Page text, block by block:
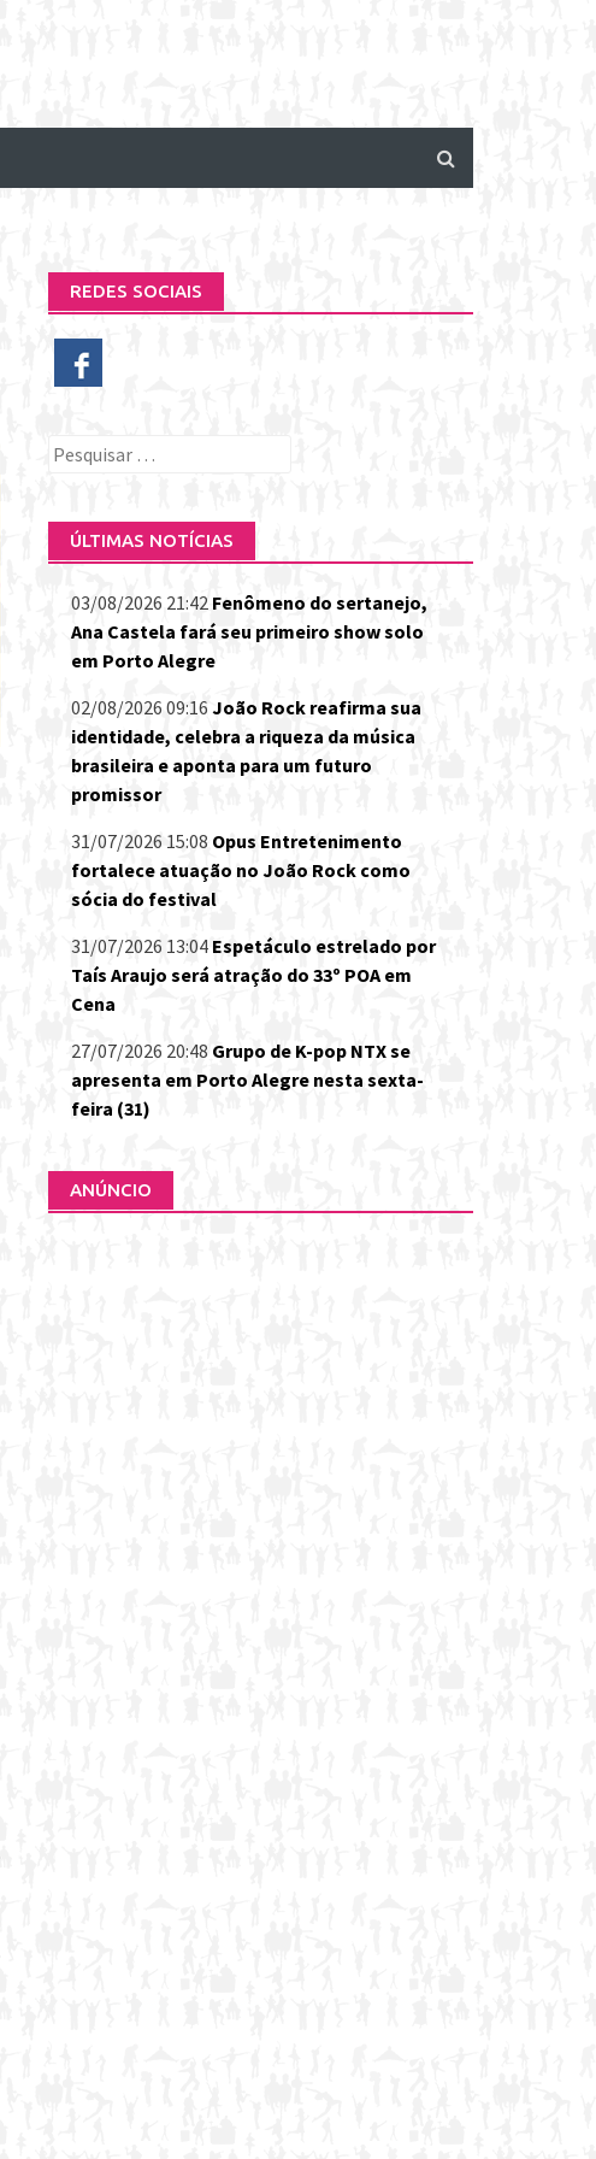
REDES SOCIAIS
Pesquisar
ÚLTIMAS NOTÍCIAS
03/08/2026 21:42 Fenômeno do sertanejo,
Ana Castela fará seu primeiro show solo
em Porto Alegre
02/08/2026 09:16 João Rock reafirma sua
identidade, celebra a riqueza da música
brasileira e aponta para um futuro
promissor
31/07/2026 15:08 Opus Entretenimento
fortalece atuação no João Rock como
sócia do festival
31/07/2026 13:04 Espetáculo estrelado por
Taís Araujo será atração do 33º POA em
Cena
27/07/2026 20:48 Grupo de K-pop NTX se
apresenta em Porto Alegre nesta sexta-
feira (31)
ANÚNCIO